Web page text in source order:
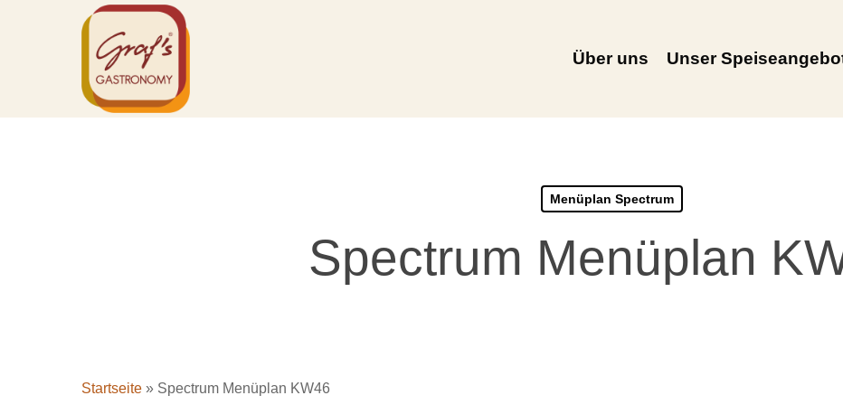
Über uns Unser
Menüplan Spectrum
Spectrum Menüplan
Startseite » Spectrum Menüplan KW46